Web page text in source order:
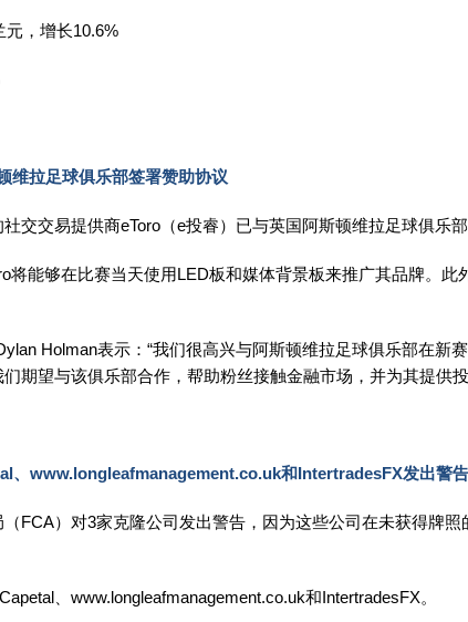
元，增长10.6%
维拉足球俱乐部签署赞助协议
交交易提供商eToro（e投睿）已与英国阿斯顿维拉足球俱乐
将能够在比赛当天使用LED板和媒体背景板来推广其品牌。此
Holman表示：“我们很高兴与阿斯顿维拉足球俱乐部在新
期望与该俱乐部合作，帮助粉丝接触金融市场，并为其提供
、www.longleafmanagement.co.uk和IntertradesFX发出警告
FCA）对3家克隆公司发出警告，因为这些公司在未获得牌
、www.longleafmanagement.co.uk和IntertradesFX。